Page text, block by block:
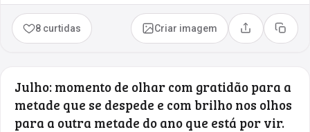
8 curtidas Criar imagem Compartilhar
Copiar
Julho: momento de olhar com gratidão para a
metade que se despede e com brilho nos olhos
para a outra metade do ano que está por vir.